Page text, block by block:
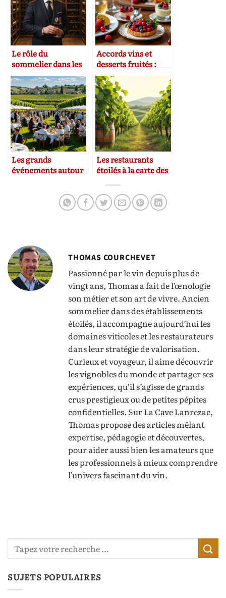
Le rôle du
sommelier dans les
restaurants
gastronomiques
Accords vins et
desserts fruités :
astuces de
sommelier
Les grands
événements autour
Les restaurants
étoilés à la carte des
THOMAS COURCHEVET
Passionné par le vin depuis plus de
vingt ans, Thomas a fait de l’œnologie
son métier et son art de vivre. Ancien
sommelier dans des établissements
étoilés, il accompagne aujourd’hui les
domaines viticoles et les restaurateurs
dans leur stratégie de valorisation.
Curieux et voyageur, il aime découvrir
les vignobles du monde et partager ses
expériences, qu’il s’agisse de grands
crus prestigieux ou de petites pépites
confidentielles. Sur La Cave Lanrezac,
Thomas propose des articles mêlant
expertise, pédagogie et découvertes,
pour aider aussi bien les amateurs que
les professionnels à mieux comprendre
l’univers fascinant du vin.
SUJETS POPULAIRES